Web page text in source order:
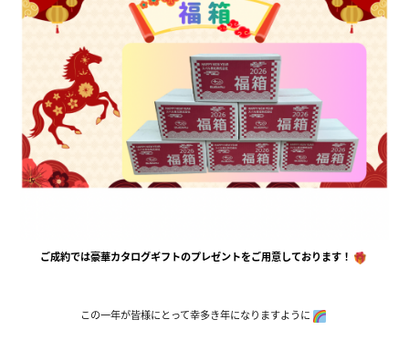
ご成約では豪華カタログギフトのプレゼントをご用意しております！
この一年が皆様にとって幸多き年になりますように